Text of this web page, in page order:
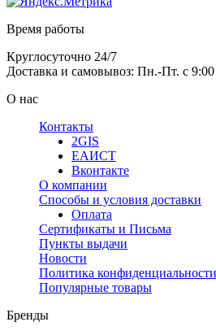
Время работы
Круглосуточно 24/7
Доставка и самовывоз: Пн.-Пт. с
О нас
Контакты
2GIS
ЕАИСТ
Вконтакте
О компании
Способы и условия доставки
Оплата
Сертификаты и Письма
Пункты выдачи
Новости
Политика конфиденциальности
Популярные товары
Бренды